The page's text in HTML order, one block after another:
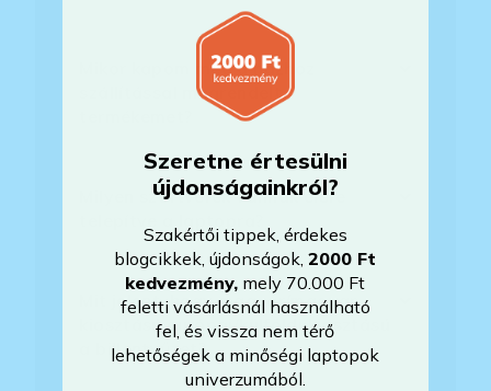
Mikor kapom meg a házhoz
szállítással megrendelt
Milyen szoftverek vannak előre
Mit jelent, hogy magyar/magyar
kiosztású európai/külföldi kiosztású
a billentyűzet?
Szeretne értesülni
újdonságainkról?
Szakértői tippek, érdekes
blogcikkek, újdonságok,2000 Ft
kedvezmény, mely 70.000 Ft
feletti vásárlásnál használható
fel, és vissza nem térő
lehetőségek a minőségi laptopok
univerzumából.